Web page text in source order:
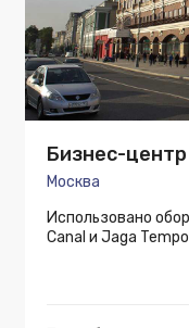
Бизнес-
Москва
Использовано
Canal и Jaga Tempo